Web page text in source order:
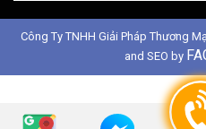
Công Ty TNHH Giải Pháp Thương
and SEO by